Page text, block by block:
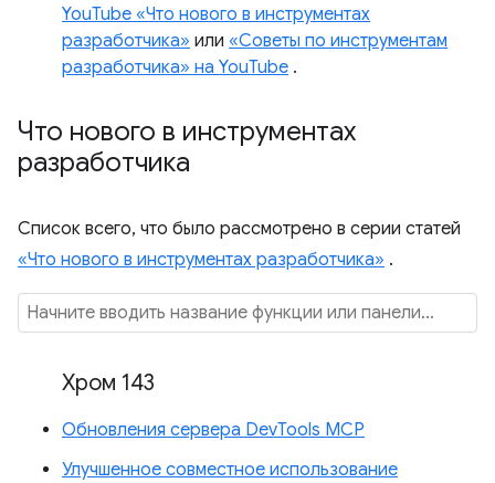
YouTube «Что нового в инструментах
разработчика» или «Советы по инструментам
разработчика» на YouTube .
Что нового в инструментах
разработчика
Список всего, что было рассмотрено в серии статей
«Что нового в инструментах разработчика» .
Хром 143
Обновления сервера DevTools MCP
Улучшенное совместное использование